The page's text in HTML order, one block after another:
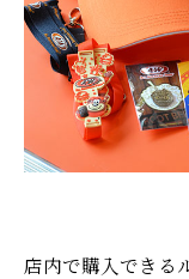
店内で購入できる